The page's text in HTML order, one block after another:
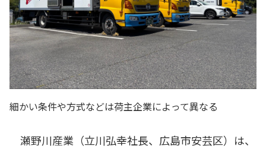
細かい条件や方式などは荷主企業によって異なる
瀬野川産業（立川弘幸社長、広島市安芸区）は、